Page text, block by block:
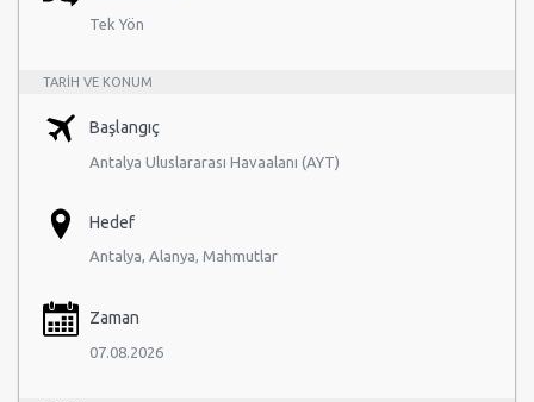
Tek Yön
TARIH VE KONUM
Başlangıç
Antalya Uluslararası Havaalanı (AYT)
Hedef
Antalya, Alanya, Mahmutlar
Zaman
07.08.2026